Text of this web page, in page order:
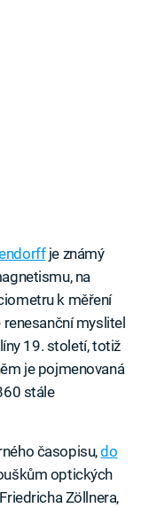
je známý
na
k měření
myslitel
19. století, totiž
je pojmenovaná
stále
časopisu,do
optických
Zöllnera,